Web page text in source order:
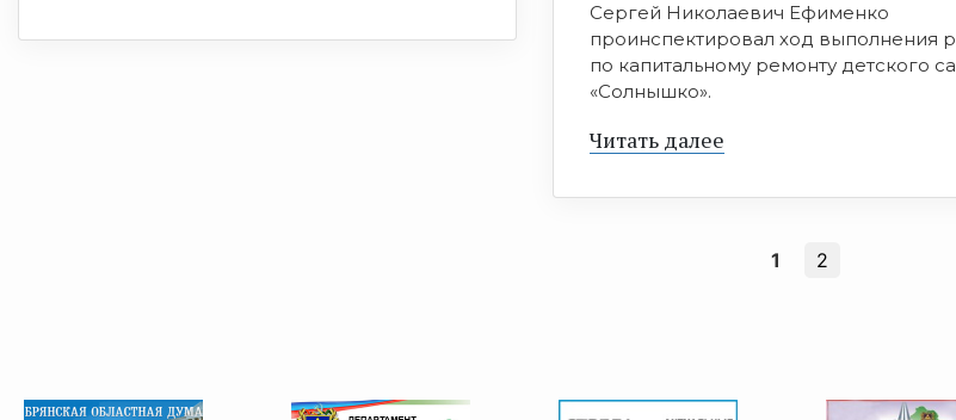
Сергей Николаевич Ефименко
проинспектировал ход выполнения
по капитальному ремонту детского
«Солнышко».
Читать далее
1 2